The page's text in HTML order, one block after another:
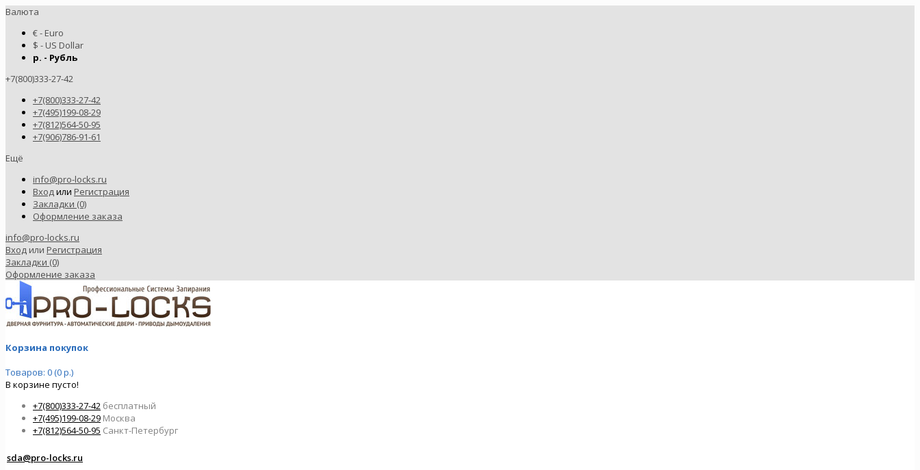
Валюта
€ - Euro
$ - US Dollar
р. - Рубль
+7(800)333-27-42
+7(800)333-27-42
+7(495)199-08-29
+7(812)564-50-95
+7(906)786-91-61
Ещё
info@pro-locks.ru
Входили Регистрация
Закладки (0)
Оформление заказа
info@pro-locks.ru
Вход или Регистрация
Закладки (0)
Оформление заказа
Корзина покупок
Товаров: 0 (0 р.)
В корзине пусто!
+7(800)333-27-42 бесплатный
+7(495)199-08-29 Москва
+7(812)564-50-95 Санкт-Петербург
sda@pro-locks.ru